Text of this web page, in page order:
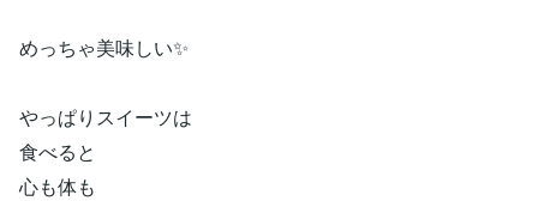
めっちゃ美味しい✨
やっぱりスイーツは
食べると
心も体も